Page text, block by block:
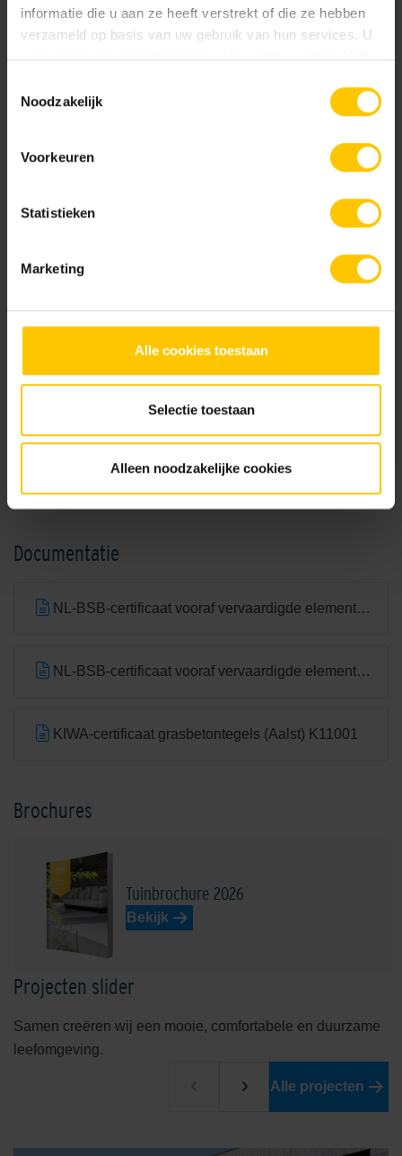
informatie die u aan ze heeft verstrekt of die ze hebben
verzameld op basis van uw gebruik van hun services. U
gaat akkoord met onze cookies als u onze website blijft
Noodzakelijk
Voorkeuren
Statistieken
Marketing
Alle cookies toestaan
Selectie toestaan
Alleen noodzakelijke cookies
Grijs nuance
Taupe Zwart/Grijs genuanceerd
Documentatie
NL-BSB-certificaat vooraf vervaardigde elementen van beton
NL-BSB-certificaat vooraf vervaardigde elementen van beton (Aalst) K20305
KIWA-certificaat grasbetontegels (Aalst) K11001
Brochures
Tuinbrochure 2026
Bekijk
Projecten slider
Samen creëren wij een mooie, comfortabele en duurzame
leefomgeving.
Alle projecten